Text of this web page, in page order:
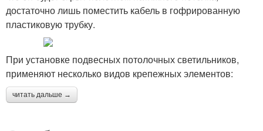
достаточно лишь поместить кабель в гофрированную
пластиковую трубку.
При установке подвесных потолочных светильников,
применяют несколько видов крепежных элементов:
читать дальше →